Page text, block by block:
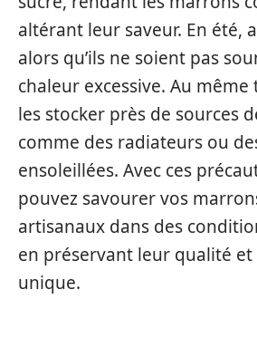
altérant leur saveur. En été,
alors qu’ils ne soient pas
chaleur excessive. Au
les stocker près de sources
comme des radiateurs ou
ensoleillées. Avec ces
pouvez savourer vos
artisanaux dans des
en préservant leur qualité
unique.